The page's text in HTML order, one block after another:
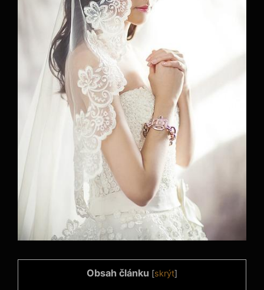
Obsah článku [skrýt]